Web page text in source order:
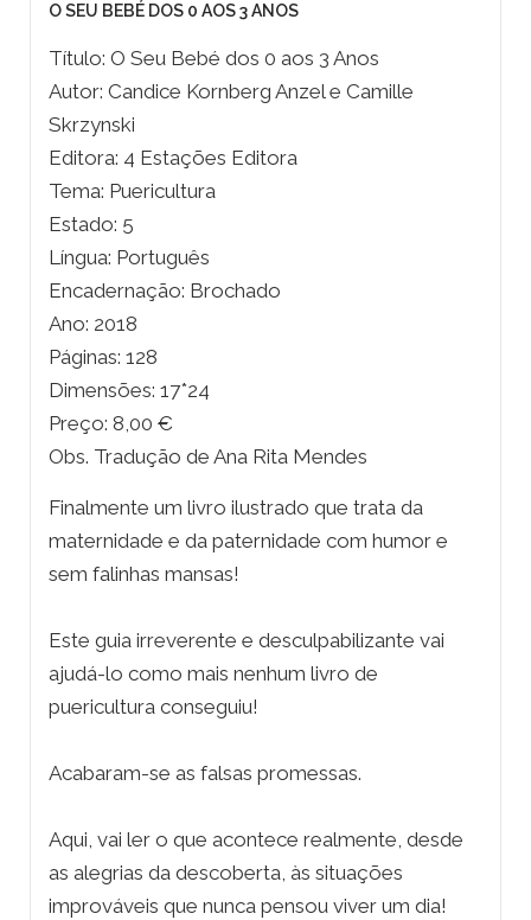
O SEU BEBÉ DOS 0 AOS 3 ANOS
Título: O Seu Bebé dos 0 aos 3 Anos
Autor: Candice Kornberg Anzel e Camille
Skrzynski
Editora: 4 Estações Editora
Tema: Puericultura
Estado: 5
Língua: Português
Encadernação: Brochado
Ano: 2018
Páginas: 128
Dimensões: 17*24
Preço: 8,00 €
Obs. Tradução de Ana Rita Mendes
Finalmente um livro ilustrado que trata da
maternidade e da paternidade com humor e
sem falinhas mansas!
Este guia irreverente e desculpabilizante vai
ajudá-lo como mais nenhum livro de
puericultura conseguiu!
Acabaram-se as falsas promessas.
Aqui, vai ler o que acontece realmente, desde
as alegrias da descoberta, às situações
improváveis que nunca pensou viver um dia!